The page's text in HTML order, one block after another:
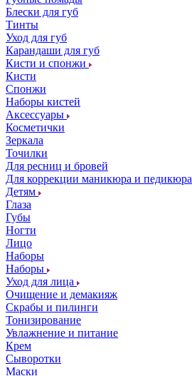
Блески для губ
Тинты
Уход для губ
Карандаши для губ
Кисти и спонжи
Кисти
Спонжи
Наборы кистей
Аксессуары
Косметички
Зеркала
Точилки
Для ресниц и бровей
Для коррекции маникюра и педикюра
Детям
Глаза
Губы
Ногти
Лицо
Наборы
Наборы
Уход для лица
Очищение и демакияж
Скрабы и пилинги
Тонизирование
Увлажнение и питание
Крем
Сыворотки
Маски